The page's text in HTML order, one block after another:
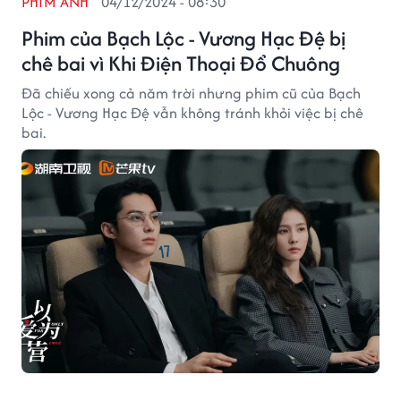
Phim của Bạch Lộc - Vương Hạc Đệ bị
chê bai vì Khi Điện Thoại Đổ Chuông
Đã chiếu xong cả năm trời nhưng phim cũ của Bạch
Lộc - Vương Hạc Đệ vẫn không tránh khỏi việc bị chê
bai.